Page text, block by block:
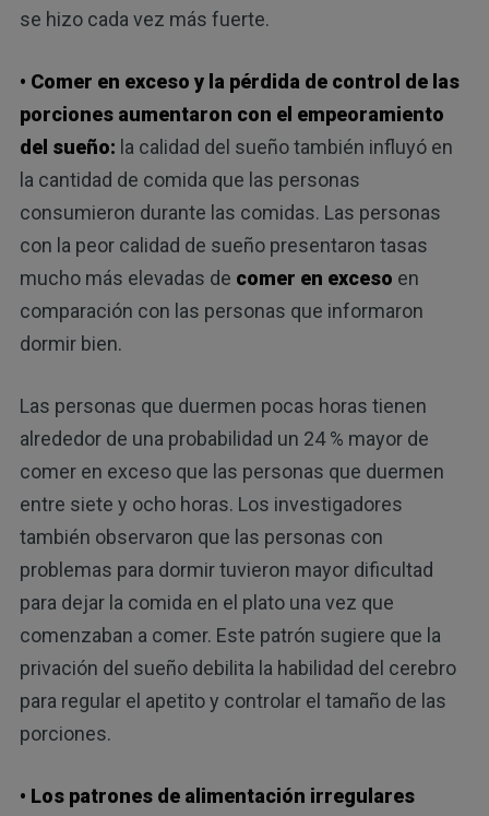
se hizo cada vez más fuerte.
• Comer en exceso y la pérdida de control de las
porciones aumentaron con el empeoramiento
del sueño: la calidad del sueño también influyó en
la cantidad de comida que las personas
consumieron durante las comidas. Las personas
con la peor calidad de sueño presentaron tasas
mucho más elevadas de comer en exceso en
comparación con las personas que informaron
dormir bien.
Las personas que duermen pocas horas tienen
alrededor de una probabilidad un 24 % mayor de
comer en exceso que las personas que duermen
entre siete y ocho horas. Los investigadores
también observaron que las personas con
problemas para dormir tuvieron mayor dificultad
para dejar la comida en el plato una vez que
comenzaban a comer. Este patrón sugiere que la
privación del sueño debilita la habilidad del cerebro
para regular el apetito y controlar el tamaño de las
porciones.
• Los patrones de alimentación irregulares